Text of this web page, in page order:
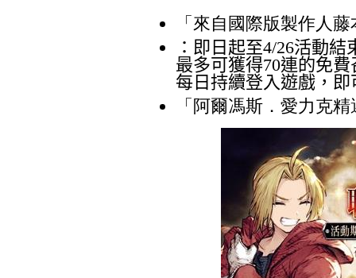
「來自國際版製作人
：即日起至4/26活動結
最多可獲得70連的免
每日持續登入遊戲，
「阿爾馮斯．愛力克